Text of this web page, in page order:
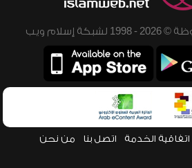
إسلام ويب
اتفاقية الخدمة اتصل بنا من نحن